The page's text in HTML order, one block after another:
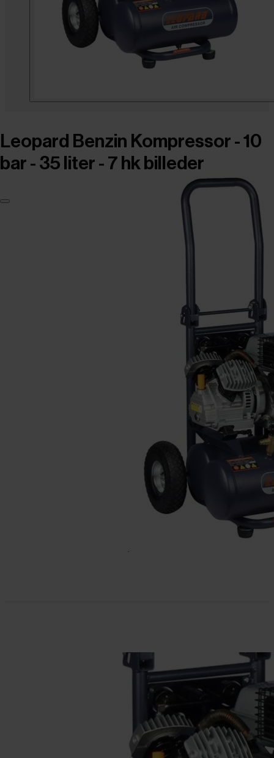
Leopard Benzin Kompressor - 10
bar - 35 liter - 7 hk billeder